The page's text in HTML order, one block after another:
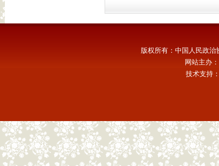
版权所有：中国人民政
网站主办
技术支持